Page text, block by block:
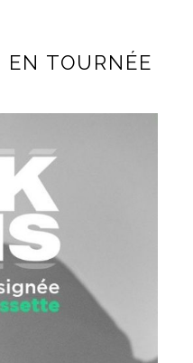
EN TOURNÉE